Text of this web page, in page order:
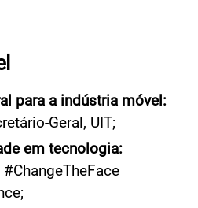
para a indústria móvel:
Geral, UIT;
em tecnologia: